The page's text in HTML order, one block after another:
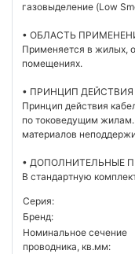
газовыделение (Low
• ОБЛАСТЬ
Применяется в жилых,
помещениях.
• ПРИНЦИП ДЕЙСТВИЯ
Принцип действия
по токоведущим
материалов
• ДОПОЛНИТЕЛЬНЫЕ
В стандартную
Серия:
Бренд:
Номинальное сечение
проводника, кв.мм: